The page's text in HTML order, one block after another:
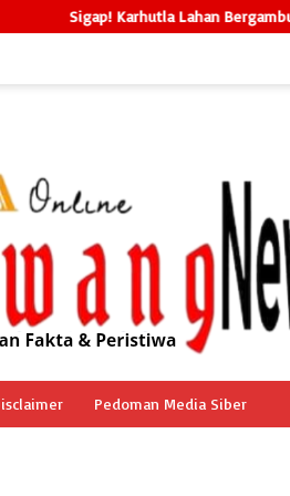
Karhutla Lahan Bergambut di Desa
Pedoman Media Siber